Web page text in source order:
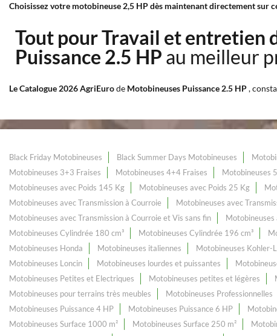
Choisissez votre motobineuse 2,5 HP dès maintenant directement
Tout pour Travail et entretien
Puissance 2.5 HP au meilleur
Le Catalogue 2026 AgriEurode Motobineuses Puissance 2.5 HP,
Black Friday Motobineuses Black Summer Days Motobineuses
Motobineuses 3+3 Fraises
Motobineuses 4+4 Fraises Motobineuses
Motobineuses avec Poids 145 Kg
Motobineuses avec Poids 25 Kg
Motobineuses avec Transmission à Courroie
Motobineuses avec
Motobineuses avec Transmission à Courroie et Vis sans fin
Motobineuses
Motobineuses Cylindrée 180 cm³
Motobineuses Cylindrée 196 cm³
Motobineuses Honda
Motobineuses italiennes Motobineuses Kohler-
Motobineuses Loncin
Motobineuses lourdes et puissantes
Motobineuses Petites et Electriques
Motobineuses petites et légères
Motobineuses pour terrains très meubles
Motobineuses Professionnelles
Motobineuses Puissance 4 HP
Motobineuses Puissance 6 HP
Motobineuses Surface 1000 m²
Motobineuses Surface 250 m²